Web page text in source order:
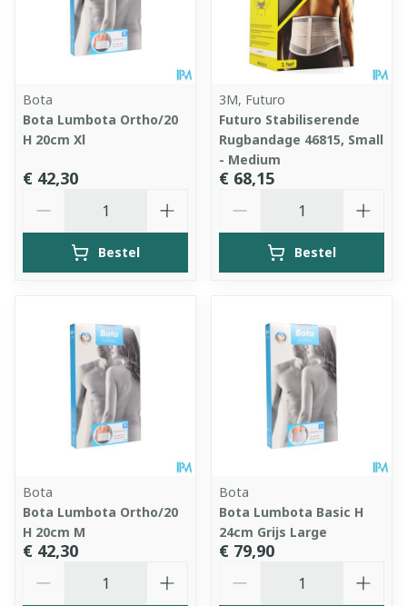
Bota
Bota Lumbota Ortho/20
H 20cm Xl
€ 42,30
Bestel
3M, Futuro
Futuro Stabiliserende
Rugbandage 46815, Small
- Medium
€ 68,15
Bestel
Bota
Bota Lumbota Ortho/20
H 20cm M
€ 42,30
Bota
Bota Lumbota Basic H
24cm Grijs Large
€ 79,90